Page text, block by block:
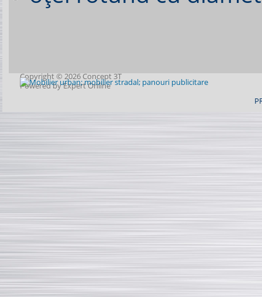
Copyright © 2026 Concept 3T
Powered byExpert Online